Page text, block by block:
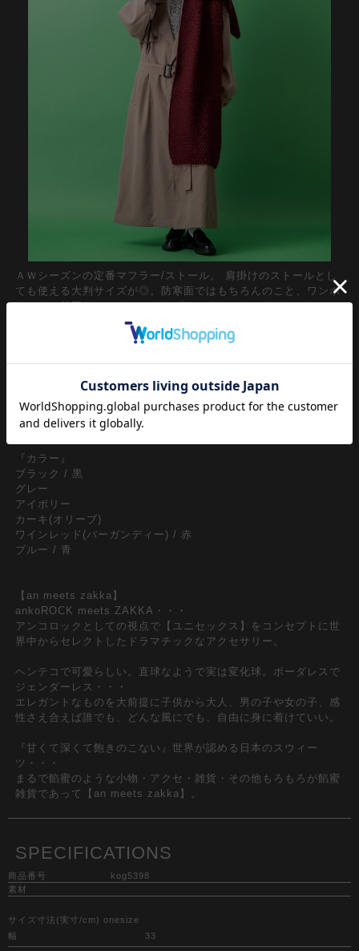
ＡＷシーズンの定番マフラー/ストール。 肩掛けのストールとし
ても使える大判サイズが◎。防寒面ではもちろんのこと、ワンポ
イントで首回りにアクセントをプラスするアクセサリーとしてメ
ンズレディース問わずユニセックスで取り入れたい一品。
ムード溢れる表情がエレガント。トレンドの９０ｓやY2Kファッ
ション、古着ミックススタイルに相性抜群なのはもちろんのこ
と、素材感や表情を活かし無駄を削いだミニマルなシンプルデザ
インはモードスタイルやカジュアル全般のみではなくビジネスシ
ーンにもバッチリな一本。豊富なカラーバリエーションも◎
『カラー』
ブラック / 黒
グレー
アイボリー
カーキ(オリーブ)
ワインレッド(バーガンディー) / 赤
ブルー / 青
【an meets zakka】
ankoROCK meets ZAKKA・・・
アンコロックとしての視点で【ユニセックス】をコンセプトに世
界中からセレクトしたドラマチックなアクセサリー。
ヘンテコで可愛らしい。直球なようで実は変化球。ボーダレスで
ジェンダーレス・・・
エレガントなものを大前提に子供から大人、男の子や女の子、感
性さえ合えば誰でも、どんな風にでも、自由に身に着けていい。
『甘くて深くて飽きのこない』世界が認める日本のスウィー
ツ・・・
まるで餡蜜のような小物・アクセ・雑貨・その他もろもろが餡蜜
雑貨であって【an meets zakka】。
SPECIFICATIONS
商品番号
kog5398
素材
サイズ寸法(実寸/cm) onesize
幅
33